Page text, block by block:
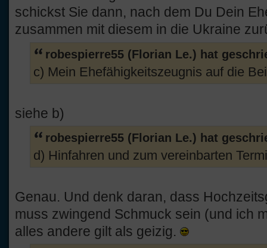
schickst Sie dann, nach dem Du Dein
zusammen mit diesem in die Ukraine
robespierre55 (Florian Le.) hat
c) Mein Ehefähigkeitszeugnis auf die
siehe b)
robespierre55 (Florian Le.) hat
d) Hinfahren und zum vereinbarten
Genau. Und denk daran, dass
muss zwingend Schmuck sein (und ich
alles andere gilt als geizig.